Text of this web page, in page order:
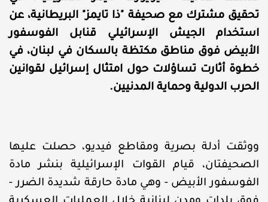
تحقيق مشترك مع صحيفة "ذا تايمز" البريطانية، عن
استخدام الجيش الإسرائيلي قنابل الفوسفور
الأبيض فوق مناطق مكتظة بالسكان في لبنان، في
خطوة أثارت تساؤلات حول امتثال إسرائيل لقوانين
الحرب الدولية وحماية المدنيين.
ووثقت أدلة بصرية ومقاطع فيديو، حصلت عليها
الصحيفتان، قيام القوات الإسرائيلية بنشر مادة
الفوسفور الأبيض - وهي مادة حارقة شديدة الضرر -